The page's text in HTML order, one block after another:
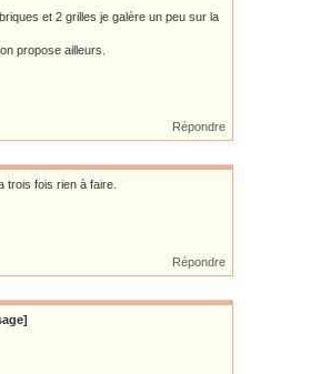
et 2 grilles je galère un peu sur la
propose ailleurs.
Répondre
trois fois rien à faire.
Répondre